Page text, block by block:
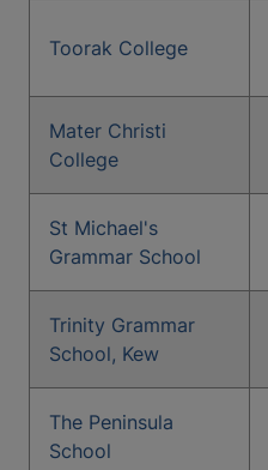
Toorak College
Mater Christi
College
St Michael's
Grammar School
Trinity Grammar
School, Kew
The Peninsula
School